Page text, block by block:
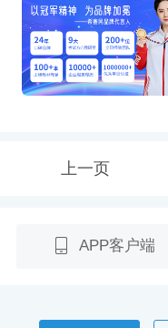
上一页
APP客户端